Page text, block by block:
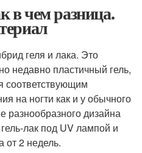
в чем разница.
геля и лака. Это
недавно пластичный гель,
соответствующим
на ногти как и у обычного
разнообразного дизайна
лак под UV лампой и
от 2 недель.